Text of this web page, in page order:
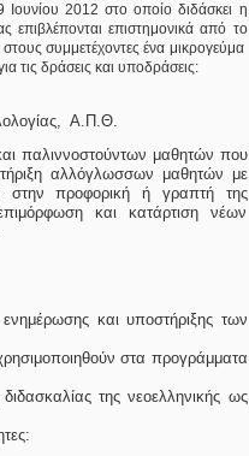
2012 στο οποίο διδάσκει η
επιβλέπονται επιστημονικά από το
συμμετέχοντες ένα μικρογεύμα
τις δράσεις και υποδράσεις:
Α.Π.Θ.
παλιννοστούντων μαθητών που
αλλόγλωσσων μαθητών με
στην προφορική ή γραπτή της
και κατάρτιση νέων
και υποστήριξης των
στα προγράμματα
της νεοελληνικής ως